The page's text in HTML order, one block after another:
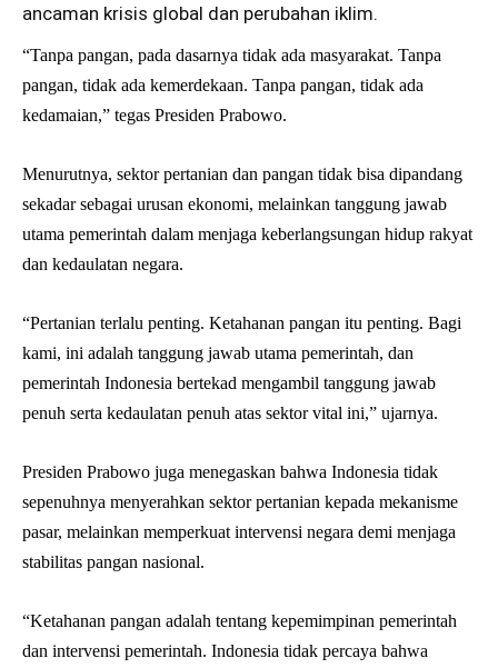
ancaman krisis global dan perubahan iklim.
“Tanpa pangan, pada dasarnya tidak ada masyarakat. Tanpa
pangan, tidak ada kemerdekaan. Tanpa pangan, tidak ada
kedamaian,” tegas Presiden Prabowo.
Menurutnya, sektor pertanian dan pangan tidak bisa dipandang
sekadar sebagai urusan ekonomi, melainkan tanggung jawab
utama pemerintah dalam menjaga keberlangsungan hidup rakyat
dan kedaulatan negara.
“Pertanian terlalu penting. Ketahanan pangan itu penting. Bagi
kami, ini adalah tanggung jawab utama pemerintah, dan
pemerintah Indonesia bertekad mengambil tanggung jawab
penuh serta kedaulatan penuh atas sektor vital ini,” ujarnya.
Presiden Prabowo juga menegaskan bahwa Indonesia tidak
sepenuhnya menyerahkan sektor pertanian kepada mekanisme
pasar, melainkan memperkuat intervensi negara demi menjaga
stabilitas pangan nasional.
“Ketahanan pangan adalah tentang kepemimpinan pemerintah
dan intervensi pemerintah. Indonesia tidak percaya bahwa